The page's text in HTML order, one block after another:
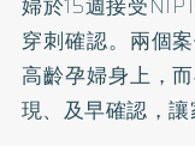
穿刺確認。兩個
高齡孕婦身上，
現、及早確認，